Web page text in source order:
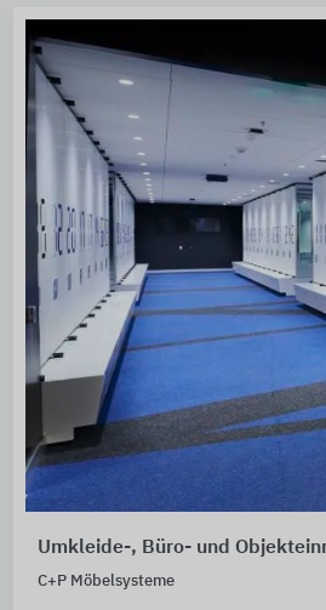
Umkleide-, Büro- und
C+P Möbelsysteme